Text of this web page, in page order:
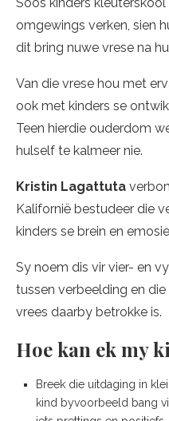
omgewings verken, sien
dit bring nuwe vrese na
Van die vrese hou met
ook met kinders se
Teen hierdie ouderdom
hulself te kalmeer nie.
Kristin Lagattuta
Kalifornië bestudeer die
kinders se brein en
Sy noem dis vir vier- en
tussen verbeelding en
vrees daarby betrokke is.
Hoe kan ek my
Breek die uitdaging in
kind byvoorbeeld bang